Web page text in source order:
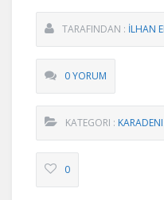
TARAFINDAN : İLHAN
0 YORUM
KATEGORI :
0